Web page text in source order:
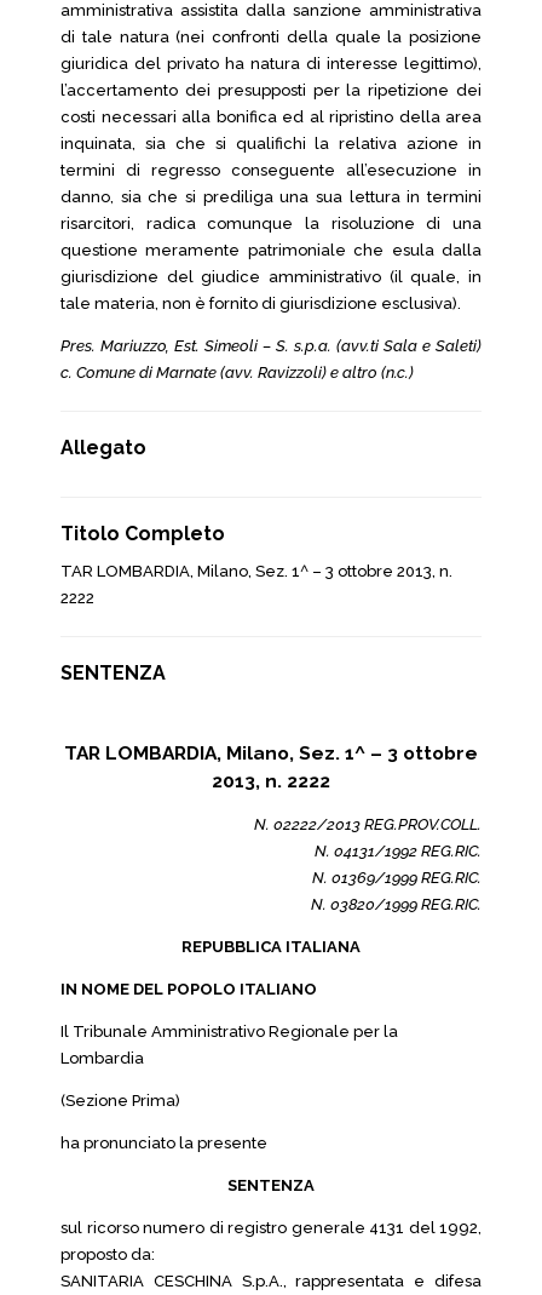
amministrativa assistita dalla sanzione amministrativa
di tale natura (nei confronti della quale la posizione
giuridica del privato ha natura di interesse legittimo),
l’accertamento dei presupposti per la ripetizione dei
costi necessari alla bonifica ed al ripristino della area
inquinata, sia che si qualifichi la relativa azione in
termini di regresso conseguente all’esecuzione in
danno, sia che si prediliga una sua lettura in termini
risarcitori, radica comunque la risoluzione di una
questione meramente patrimoniale che esula dalla
giurisdizione del giudice amministrativo (il quale, in
tale materia, non è fornito di giurisdizione esclusiva).
Pres. Mariuzzo, Est. Simeoli – S. s.p.a. (avv.ti Sala e Saleti)
c. Comune di Marnate (avv. Ravizzoli) e altro (n.c.)
Allegato
Titolo Completo
TAR LOMBARDIA, Milano, Sez. 1^ – 3 ottobre 2013, n.
2222
SENTENZA
TAR LOMBARDIA, Milano, Sez. 1^ – 3 ottobre
2013, n. 2222
N. 02222/2013 REG.PROV.COLL.
N. 04131/1992 REG.RIC.
N. 01369/1999 REG.RIC.
N. 03820/1999 REG.RIC.
REPUBBLICA ITALIANA
IN NOME DEL POPOLO ITALIANO
Il Tribunale Amministrativo Regionale per la
Lombardia
(Sezione Prima)
ha pronunciato la presente
SENTENZA
sul ricorso numero di registro generale 4131 del 1992,
proposto da:
SANITARIA CESCHINA S.p.A., rappresentata e difesa